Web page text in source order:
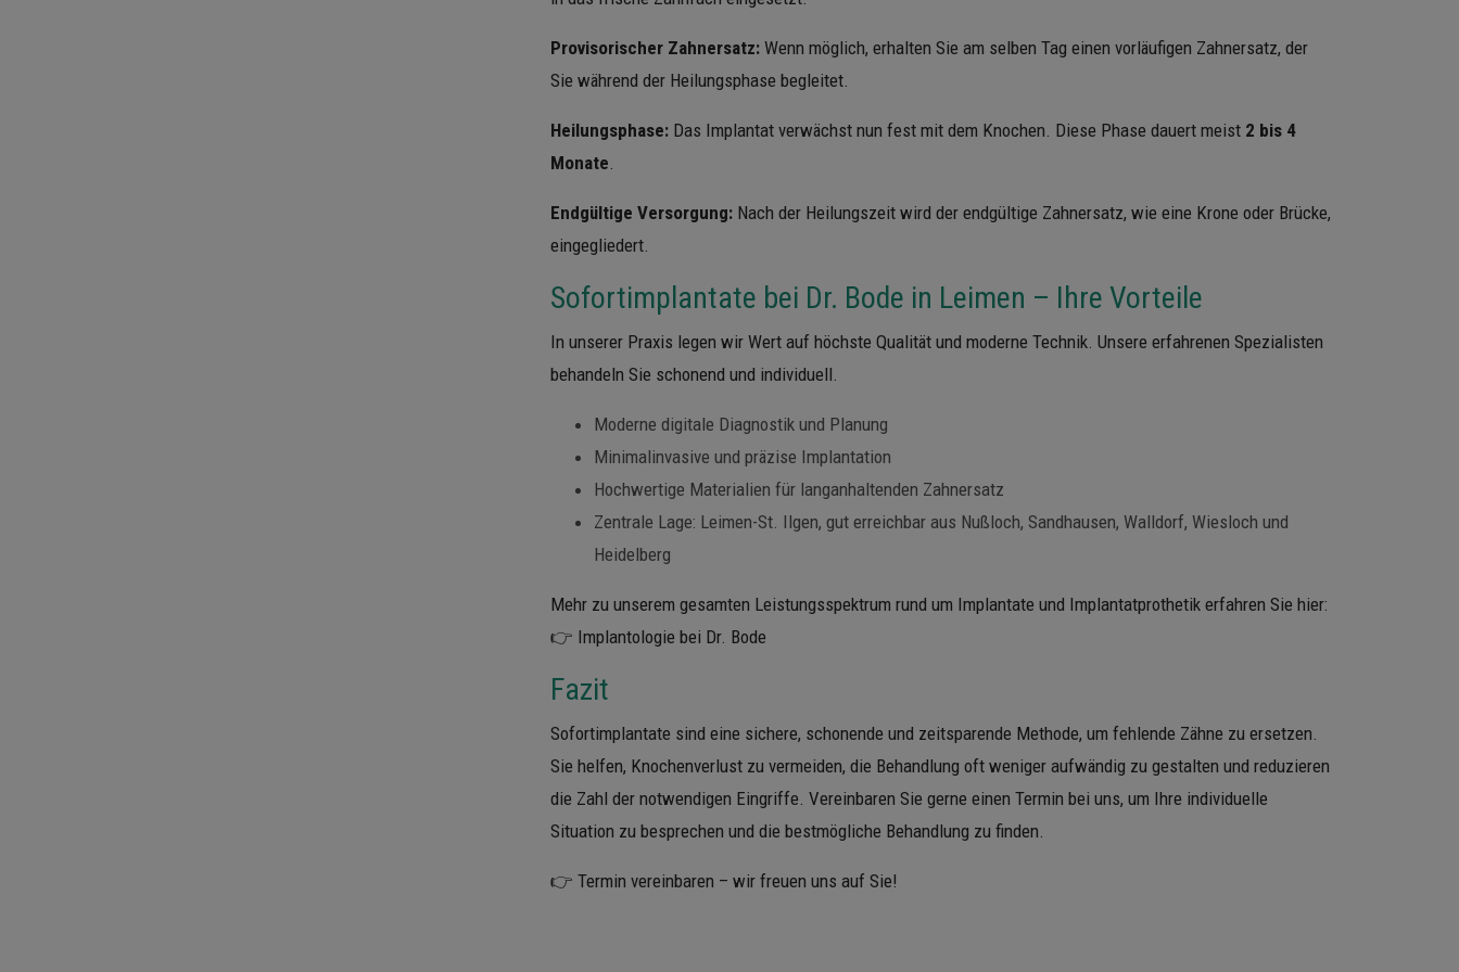
Provisorischer Zahnersatz: Wenn möglich, erhalten Sie am selben Tag einen vorläufigen Zahnersatz, der
Sie während der Heilungsphase begleitet.
Heilungsphase: Das Implantat verwächst nun fest mit dem Knochen. Diese Phase dauert meist 2 bis 4
Monate.
Endgültige Versorgung: Nach der Heilungszeit wird der endgültige Zahnersatz, wie eine Krone oder Brücke,
eingegliedert.
Sofortimplantate bei Dr. Bode in Leimen – Ihre Vorteile
In unserer Praxis legen wir Wert auf höchste Qualität und moderne Technik. Unsere erfahrenen Spezialisten
behandeln Sie schonend und individuell.
Moderne digitale Diagnostik und Planung
Minimalinvasive und präzise Implantation
Hochwertige Materialien für langanhaltenden Zahnersatz
Zentrale Lage: Leimen-St. Ilgen, gut erreichbar aus Nußloch, Sandhausen, Walldorf, Wiesloch und
Heidelberg
Mehr zu unserem gesamten Leistungsspektrum rund um Implantate und Implantatprothetik erfahren Sie hier:
👉 Implantologie bei Dr. Bode
Fazit
Sofortimplantate sind eine sichere, schonende und zeitsparende Methode, um fehlende Zähne zu ersetzen.
Sie helfen, Knochenverlust zu vermeiden, die Behandlung oft weniger aufwändig zu gestalten und reduzieren
die Zahl der notwendigen Eingriffe. Vereinbaren Sie gerne einen Termin bei uns, um Ihre individuelle
Situation zu besprechen und die bestmögliche Behandlung zu finden.
👉 Termin vereinbaren – wir freuen uns auf Sie!